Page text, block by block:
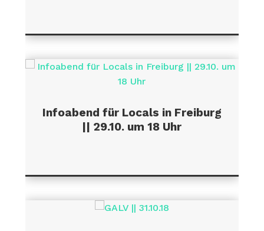
Infoabend für Locals in Freiburg
|| 29.10. um 18 Uhr